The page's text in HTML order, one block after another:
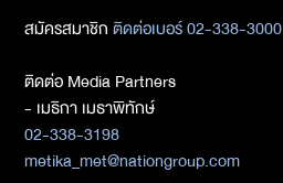
สมัครสมาชิกติดต่อเบอร์ 02-338-3000
ติดต่อ Media Partners
- เมธิกา เมธาพิทักษ์
02-338-3198
metika_met@nationgroup.com